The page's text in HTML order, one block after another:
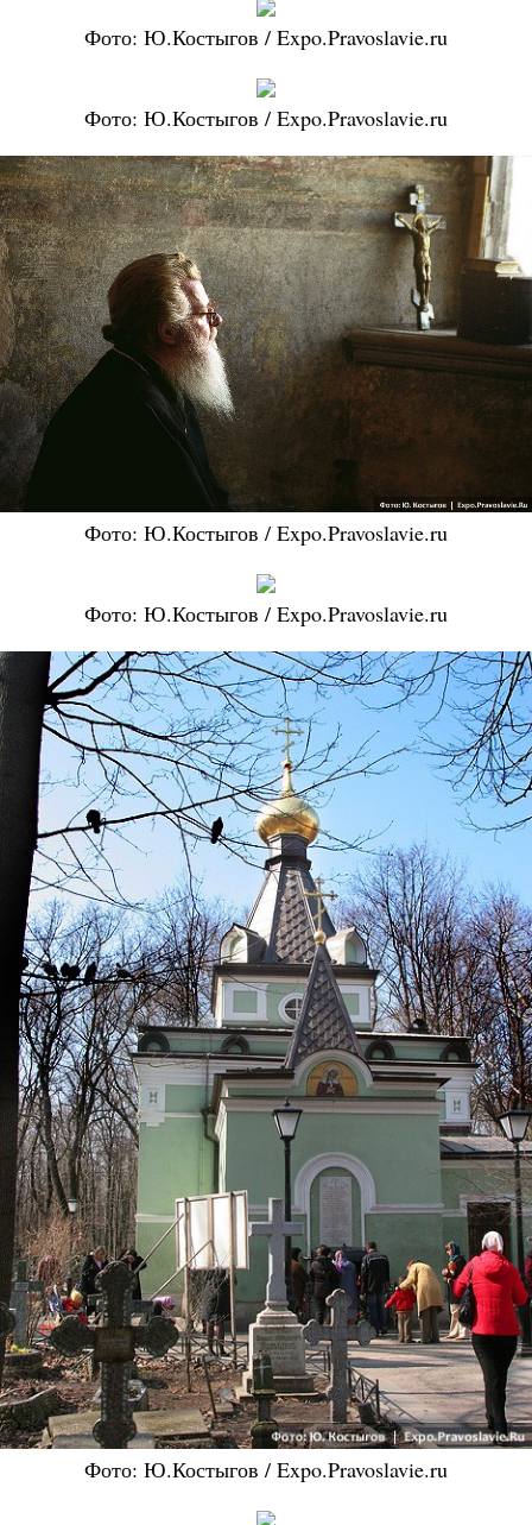
Фото: Ю.Костыгов / Expo.Pravoslavie.ru
Фото: Ю.Костыгов / Expo.Pravoslavie.ru
Фото: Ю.Костыгов / Expo.Pravoslavie.ru
Фото: Ю.Костыгов / Expo.Pravoslavie.ru
Фото: Ю.Костыгов / Expo.Pravoslavie.ru